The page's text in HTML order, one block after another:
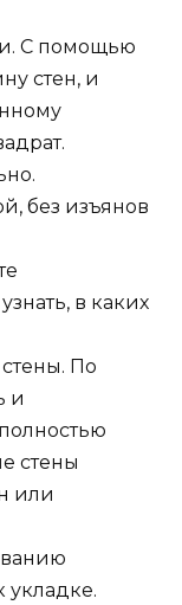
С помощью
стен, и
без изъянов
в каких
По
и
стены
или
укладке.